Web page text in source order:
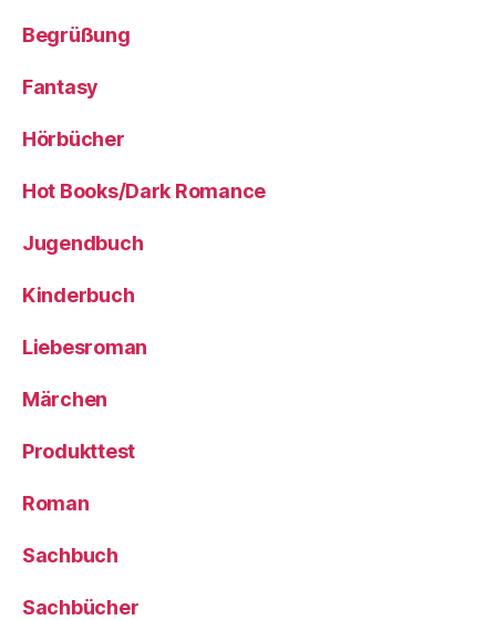
Begrüßung
Fantasy
Hörbücher
Hot Books/Dark Romance
Jugendbuch
Kinderbuch
Liebesroman
Märchen
Produkttest
Roman
Sachbuch
Sachbücher